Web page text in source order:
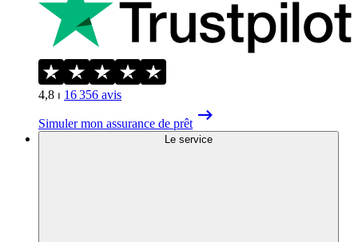
4,8 ⏐ 16 356 avis
Simuler mon assurance de prêt
Le service